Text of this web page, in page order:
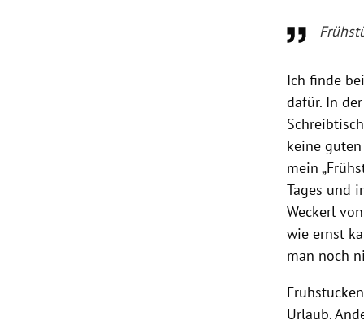
Ich finde
dafür. In
keine
mein
Tages und
Weckerl
wie ernst
man noch
Urlaub.